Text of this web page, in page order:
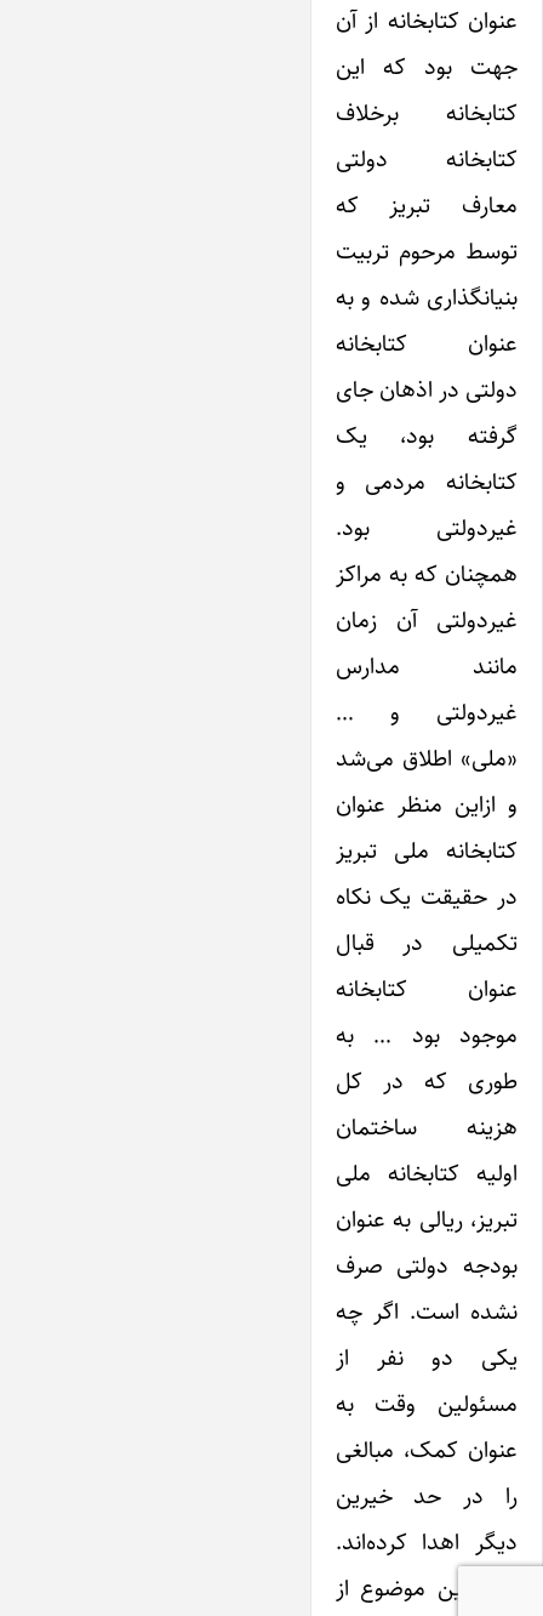
عنوان کتابخانه از آن
جهت بود که ‌این
کتابخانه برخلاف
کتابخانه دولتی
معارف تبریز که
توسط مرحوم تربیت
بنیانگذاری شده و به
عنوان کتابخانه
دولتی در اذهان جای
گرفته بود، یک
کتابخانه مردمی‌ و
غیردولتی بود.
همچنان که به مراکز
غیردولتی آن زمان
مانند مدارس
غیردولتی و …
«ملی» اطلاق می‌شد
و از‌این منظر عنوان
کتابخانه ملی تبریز
در حقیقت یک نکاه
تکمیلی در قبال
عنوان کتابخانه
موجود بود … به
طوری که در کل
هزینه ساختمان
اولیه کتابخانه ملی
تبریز، ریالی به عنوان
بودجه دولتی صرف
نشده است. اگر چه
یکی دو نفر از
مسئولین وقت به
عنوان کمک، مبالغی
را در حد خیرین
دیگر اهدا کرده‌اند.
البته ‌این موضوع از